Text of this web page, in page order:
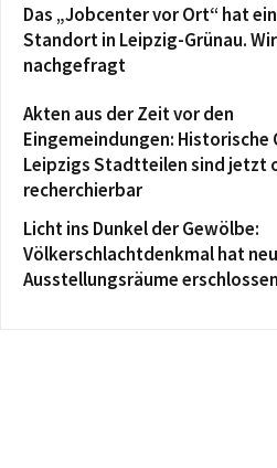
Das „Jobcenter vor Ort“ hat
Standort in Leipzig-Grünau.
nachgefragt
Akten aus der Zeit vor den
Eingemeindungen: Historische
Leipzigs Stadtteilen sind jetzt
recherchierbar
Licht ins Dunkel der Gewölbe:
Völkerschlachtdenkmal hat
Ausstellungsräume erschlossen